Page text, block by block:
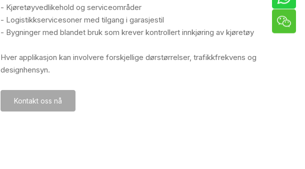
- Kjøretøyvedlikehold og serviceområder
- Logistikkservicesoner med tilgang i garasjestil
- Bygninger med blandet bruk som krever kontrollert innkjøring av kjøretøy
Hver applikasjon kan involvere forskjellige dørstørrelser, trafikkfrekvens og
designhensyn.
Kontakt oss nå